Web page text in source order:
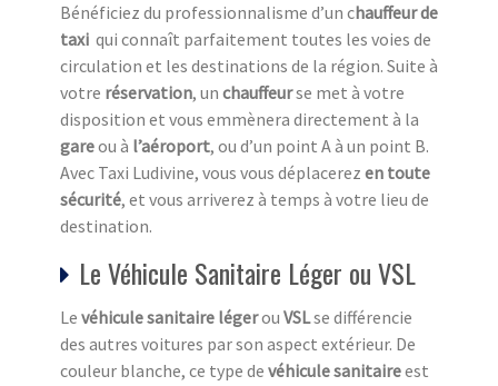
Bénéficiez du professionnalisme d’un chauffeur de
taxi qui connaît parfaitement toutes les voies de
circulation et les destinations de la région. Suite à
votre réservation, un chauffeurse met à votre
disposition et vous emmènera directement à la
gareou à l’aéroport, ou d’un point A à un point B.
Avec Taxi Ludivine, vous vous déplacerez en toute
sécurité, et vous arriverez à temps à votre lieu de
destination.
Le Véhicule Sanitaire Léger ou VSL
Le véhicule sanitaire légerou VSLse différencie
des autres voitures par son aspect extérieur. De
couleur blanche, ce type de véhicule sanitaireest